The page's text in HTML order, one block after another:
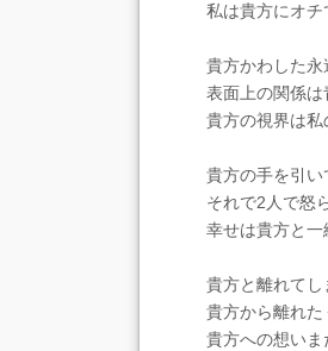
私は貴方にオ
貴方かわした
表面上の関係
貴方の視界は
貴方の手を引
それで2人で怒
幸せは貴方と
貴方と離れてし
貴方から離れ
貴方への想い